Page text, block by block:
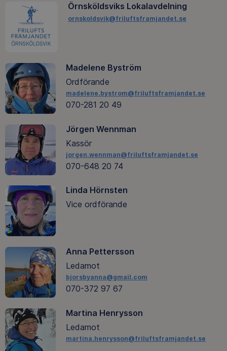
Örnsköldsviks Lokalavdelning
ornskoldsvik@friluftsframjandet.se
Madelene Byström
Ordförande
madelene.bystrom@friluftsframjandet.se
070-281 20 49
Jörgen Wennman
Kassör
jorgen.wennman@friluftsframjandet.se
070-648 20 74
Linda Hörnsten
Vice ordförande
Anna Pettersson
Ledamot
bjorsbyanna@gmail.com
070-372 97 67
Martina Henrysson
Ledamot
martina.henrysson@friluftsframjandet.se